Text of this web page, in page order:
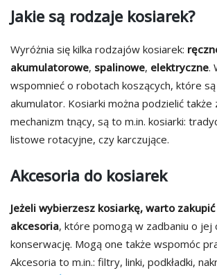
Jakie są rodzaje kosiarek?
Wyróżnia się kilka rodzajów kosiarek:
akumulatorowe, spalinowe, elektryczne.
wspomnieć o robotach koszących, które
akumulator. Kosiarki można podzielić także
mechanizm tnący, są to m.in. kosiarki:
listowe rotacyjne, czy karczujące.
Akcesoria do kosiarek
Jeżeli wybierzesz kosiarkę, warto
akcesoria, które pomogą w zadbaniu o jej
konserwację. Mogą one także wspomóc
Akcesoria to m.in.: filtry, linki, podkładki,